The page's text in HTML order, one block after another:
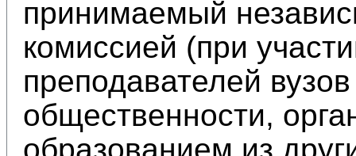
принимаемый
комиссией (при
преподавателей
общественности,